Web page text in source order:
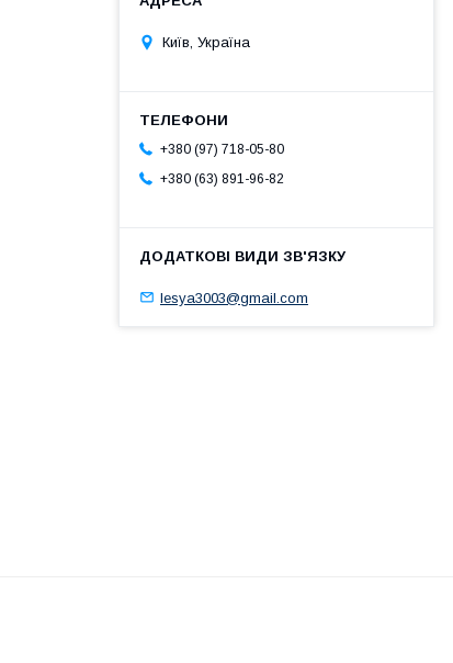
Київ, Україна
+380 (97) 718-05-80
+380 (63) 891-96-82
lesya3003@gmail.com